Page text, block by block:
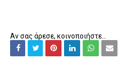
Αν σας άρεσε, κοινοποιήστε...